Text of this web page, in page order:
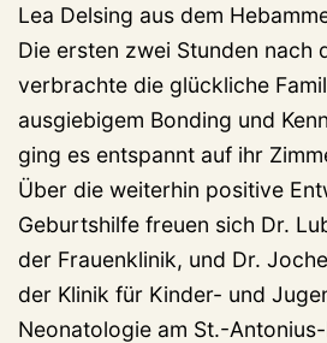
Lea Delsing aus dem
Die ersten zwei Stunden nach
verbrachte die glückliche
ausgiebigem Bonding und
ging es entspannt auf ihr
Über die weiterhin positive
Geburtshilfe freuen sich Dr.
der Frauenklinik, und Dr.
der Klinik für Kinder- und
Neonatologie am St.-